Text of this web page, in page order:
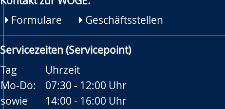
Formulare
Geschäftsstellen
Servicezeiten (Servicepoint)
Tag
Uhrzeit
Mo-Do:
07:30 - 12:00 Uhr
sowie
14:00 - 16:00 Uhr